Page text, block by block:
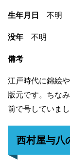
生年月日 不明
没年 不明
備考
江戸時代に錦絵
版元です。ちな
前で号していまし
西村屋与八